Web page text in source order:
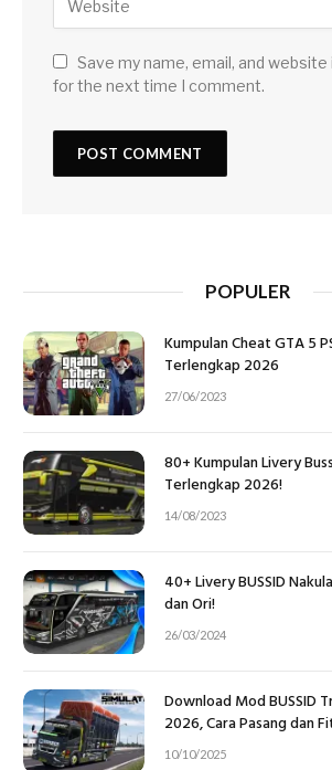
Save my name, email, and
for the next time I comment.
POPULER
Kumpulan Cheat GTA 5
Terlengkap 2026
27/06/2023
80+ Kumpulan Livery
Terlengkap 2026!
14/08/2023
40+ Livery BUSSID
dan Ori!
26/03/2024
Download Mod BUSSID
2026, Cara Pasang dan
10/10/2025